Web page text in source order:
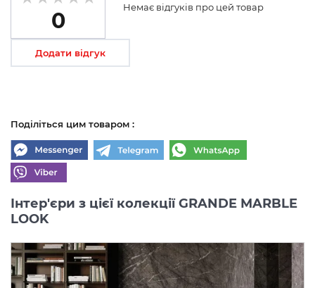
0
Немає відгуків про цей товар
Додати відгук
Поділіться цим товаром :
Інтер'єри з цієї колекції GRANDE MARBLE
LOOK